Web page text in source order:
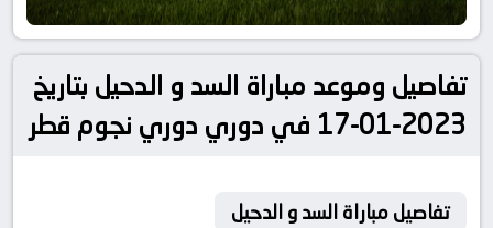
تفاصيل وموعد مباراة السد و الدحيل بتاريخ
2023-01-17 في دوري دوري نجوم قطر
تفاصيل مباراة السد و الدحيل